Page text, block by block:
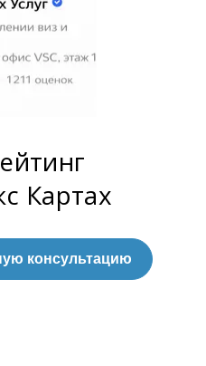
Картах
консультацию